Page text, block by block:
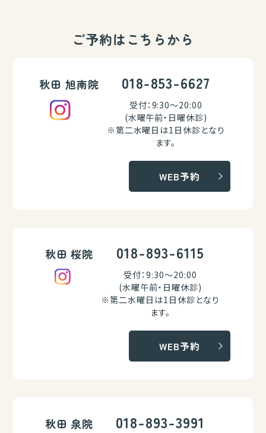
ご予約はこちらから
秋田 旭南院 018-853-6627
受付：9:30～20:00
(水曜午前・日曜休診)
※第二水曜日は1日休診となり
ます。
WEB予約
秋田 桜院 018-893-6115
受付：9:30～20:00
(水曜午前・日曜休診)
※第二水曜日は1日休診となり
ます。
WEB予約
秋田 泉院 018-893-3991